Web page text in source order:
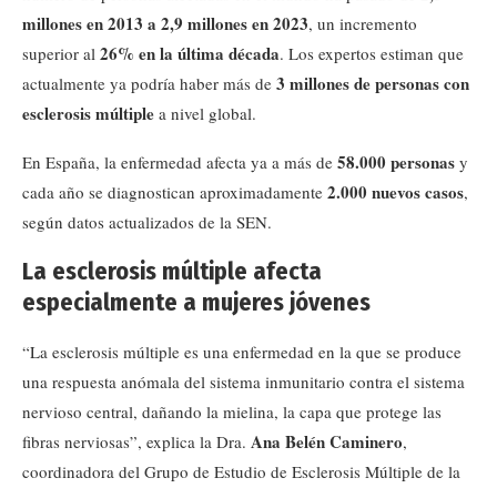
millones en 2013 a 2,9 millones en 2023, un incremento
superior al 26% en la última década. Los expertos estiman que
actualmente ya podría haber más de 3 millones de personas con
esclerosis múltiple a nivel global.
En España, la enfermedad afecta ya a más de 58.000 personas y
cada año se diagnostican aproximadamente 2.000 nuevos casos,
según datos actualizados de la SEN.
La esclerosis múltiple afecta
especialmente a mujeres jóvenes
“La esclerosis múltiple es una enfermedad en la que se produce
una respuesta anómala del sistema inmunitario contra el sistema
nervioso central, dañando la mielina, la capa que protege las
fibras nerviosas”, explica la Dra. Ana Belén Caminero,
coordinadora del Grupo de Estudio de Esclerosis Múltiple de la